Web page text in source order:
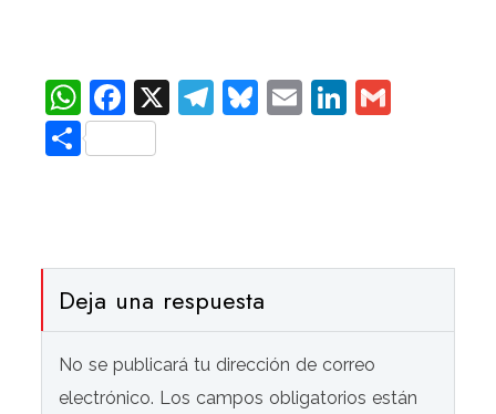
WhatsApp
Facebook
X Telegram
Bluesky
EmailLinkedIn
Compartir
Deja una respuesta
No se publicará tu dirección de correo
electrónico. Los campos obligatorios están